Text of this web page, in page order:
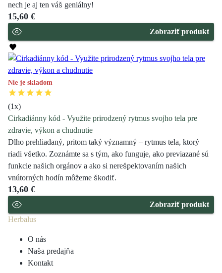
nech je aj ten váš geniálny!
15,60 €
Zobraziť produkt
Nie je skladom
(1x)
Cirkadiánny kód - Využite prirodzený rytmus svojho tela pre
zdravie, výkon a chudnutie
Dlho prehliadaný, pritom taký významný – rytmus tela, ktorý
riadi všetko. Zoznámte sa s tým, ako funguje, ako previazané sú
funkcie našich orgánov a ako si nerešpektovaním našich
vnútorných hodín môžeme škodiť.
13,60 €
Zobraziť produkt
Herbalus
O nás
Naša predajňa
Kontakt